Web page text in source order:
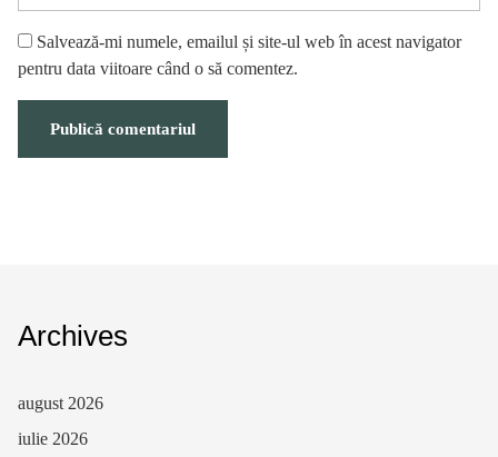
Salvează-mi numele, emailul și site-ul web în acest navigator
pentru data viitoare când o să comentez.
Archives
august 2026
iulie 2026